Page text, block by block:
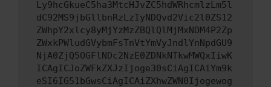
Ly9hcGkueC5ha3MtcHJvZC5hdWRhcmlzLm5l
dC92MS9jbGllbnRzLzIyNDQvd2Vic2l0ZS12
ZWhpY2xlcy8yMjYzMzZBQlQlMjMxNDM4P2Zp
ZWxkPWludGVybmFsTnVtYmVyJndlYnNpdGU9
NjA0ZjQ5OGFlNDc2NzE0ZDNkNTkwMWQxIiwK
ICAgICJoZWFkZXJzIjoge30sCiAgICAiYm9k
eSI6IG51bGwsCiAgICAiZXhwZWN0Ijogewog